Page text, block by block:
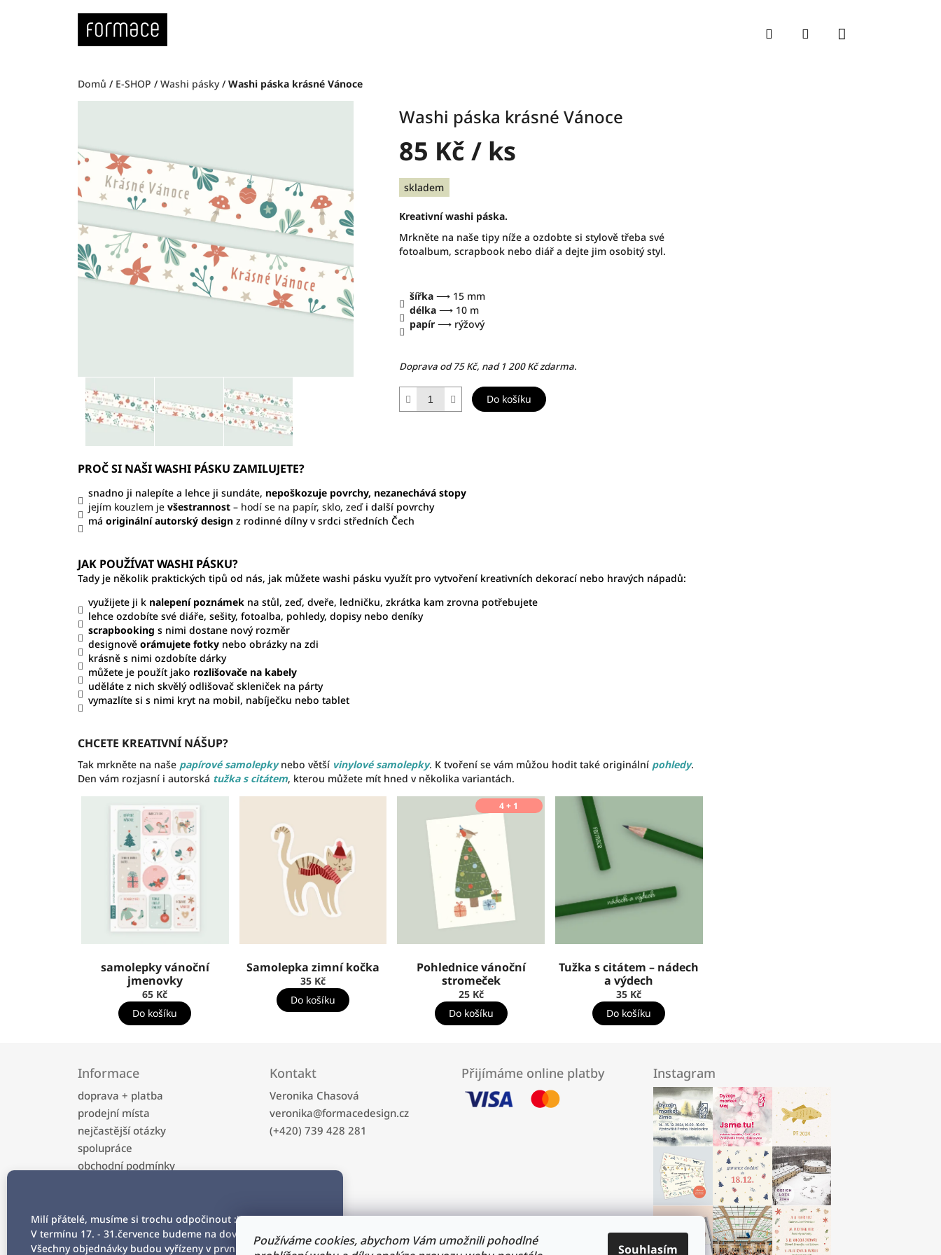
Používáme cookies, abychom Vám umožnili pohodlné
Souhlasím
Milí přátelé, musíme si trochu odpočinout :)
V termínu 17. - 31.července budeme na dovolené.
Všechny objednávky budou vyřízeny v prvním srpnovém
HledatPřihlášení
Domů / E-SHOP / Washi pásky / Washi páska krásné Vánoce
Washi páska krásné Vánoce
85 Kč / ks
Měrná
cena:
skladem
Kreativní washi páska.
Mrkněte na naše tipy níže a ozdobte si stylově třeba své
fotoalbum, scrapbook nebo diář a dejte jim osobitý styl.
šířka ⟶ 15 mm
délka ⟶ 10 m
papír⟶ rýžový
Doprava od 75 Kč, nad 1 200 Kč zdarma.
Do košíku
PROČ SI NAŠI WASHI PÁSKU ZAMILUJETE?
snadno ji nalepíte a lehce ji sundáte, nepoškozuje povrchy, nezanechává stopy
jejím kouzlem je všestrannost – hodí se na papír, sklo, zeďi další povrchy
má originální autorský designz rodinné dílny v srdci středních Čech
JAK POUŽÍVAT WASHI PÁSKU?
Tady je několik praktických tipů od nás, jak můžete washi pásku využít pro vytvoření kreativních dekorací nebo hravých nápadů:
využijete ji knalepení poznámekna stůl, zeď, dveře, ledničku, zkrátka kam zrovna potřebujete
lehce ozdobíte své diáře, sešity, fotoalba, pohledy, dopisy nebo deníky
scrapbooking s nimi dostane nový rozměr
designově orámujete fotkynebo obrázky na zdi
krásně s nimi ozdobíte dárky
můžete je použít jako rozlišovače na kabely
uděláte z nich skvělý odlišovač skleniček na párty
vymazlíte si s nimi kryt na mobil, nabíječku nebo tablet
CHCETE KREATIVNÍ NÁŠUP?
Tak mrkněte na naše papírové samolepkynebo větší vinylové samolepky. K tvoření se vám můžou hodit také originální pohledy.
Den vám rozjasní i autorská tužka s citátem, kterou můžete mít hned v několika variantách.
samolepky vánoční
jmenovky
65 Kč
Do košíku
Samolepka zimní kočka
35 Kč
Do košíku
4 + 1
Pohlednice vánoční
stromeček
25 Kč
Do košíku
Tužka s citátem – nádech
a výdech
35 Kč
Do košíku
Informace
doprava + platba
prodejní místa
nejčastější otázky
spolupráce
obchodní podmínky
Kontakt
Veronika Chasová
veronika@formacedesign.cz
(+420) 739 428 281
Přijímáme online platby Instagram